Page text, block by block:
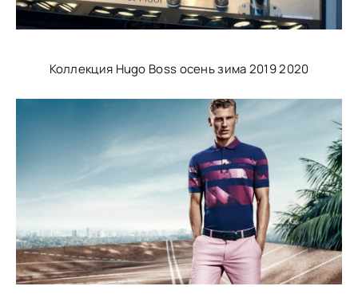
Коллекция Hugo Boss осень зима 2019 2020